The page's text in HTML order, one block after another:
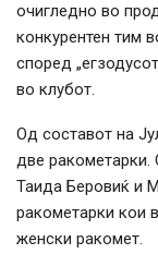
очигледно во
конкурентен тим
според
во клубот.
Од составот на
две ракометарки.
Таида Беровиќ и
ракометарки кои
женски ракомет.